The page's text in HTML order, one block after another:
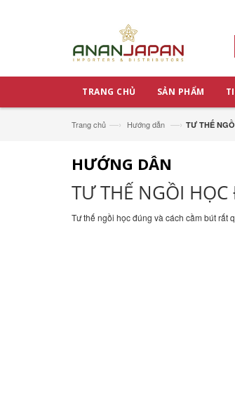
TRANG CHỦ SẢN PHẨM
Trang chủ —› Hướng dẫn —› TƯ THẾ
HƯỚNG DẪN
TƯ THẾ NGỒI
Tư thế ngồi học đúng và cách cầm bút rất